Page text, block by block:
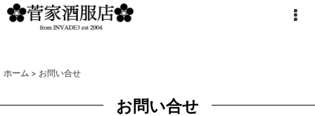
ホーム > お問い合せ
お問い合せ